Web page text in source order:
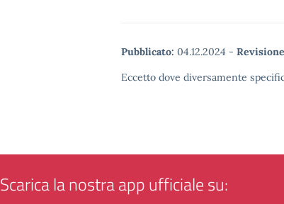
Pubblicato: 04.12.2024 -
Eccetto dove diversamente
Scarica la nostra app ufficiale su: